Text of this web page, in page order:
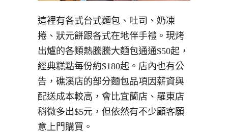
這裡有各式台式麵包、吐司、奶凍
捲、狀元餅跟各式在地伴手禮。現烤
出爐的各類熱騰騰大麵包通通$50起，
經典糕點每份約$180起。店內也有公
告，礁溪店的部分麵包品項因薪資與
配送成本較高，會比宜蘭店、羅東店
稍微多出$5元，但依然有不少顧客願
意上門購買。